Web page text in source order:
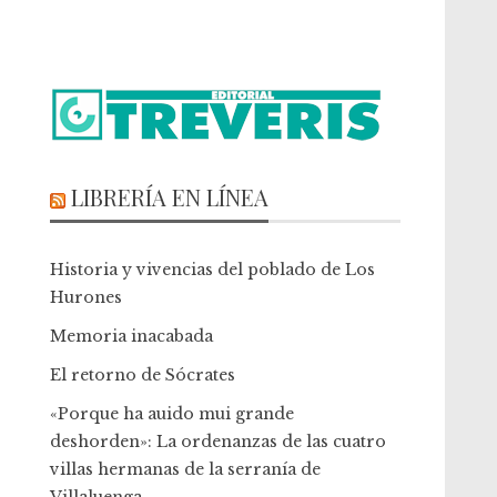
LIBRERÍA EN LÍNEA
Historia y vivencias del poblado de Los
Hurones
Memoria inacabada
El retorno de Sócrates
«Porque ha auido mui grande
deshorden»: La ordenanzas de las cuatro
villas hermanas de la serranía de